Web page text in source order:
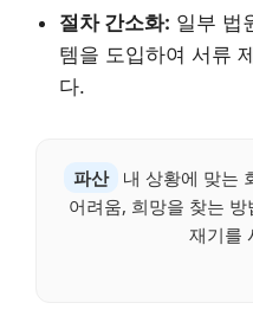
절차 간소화: 일부 법
템을 도입하여 서류
다.
파산
내 상황에 맞는
어려움, 희망을 찾는
재기를